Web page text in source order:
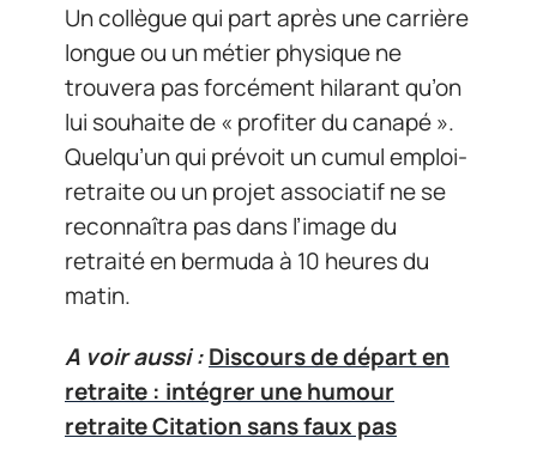
Un collègue qui part après une carrière
longue ou un métier physique ne
trouvera pas forcément hilarant qu’on
lui souhaite de « profiter du canapé ».
Quelqu’un qui prévoit un cumul emploi-
retraite ou un projet associatif ne se
reconnaîtra pas dans l’image du
retraité en bermuda à 10 heures du
matin.
A voir aussi :Discours de départ en
retraite : intégrer une humour
retraite Citation sans faux pas